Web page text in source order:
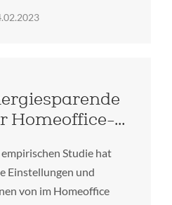
Homeoffice-…
Studie hat
Einstellungen und
von im Homeoffice